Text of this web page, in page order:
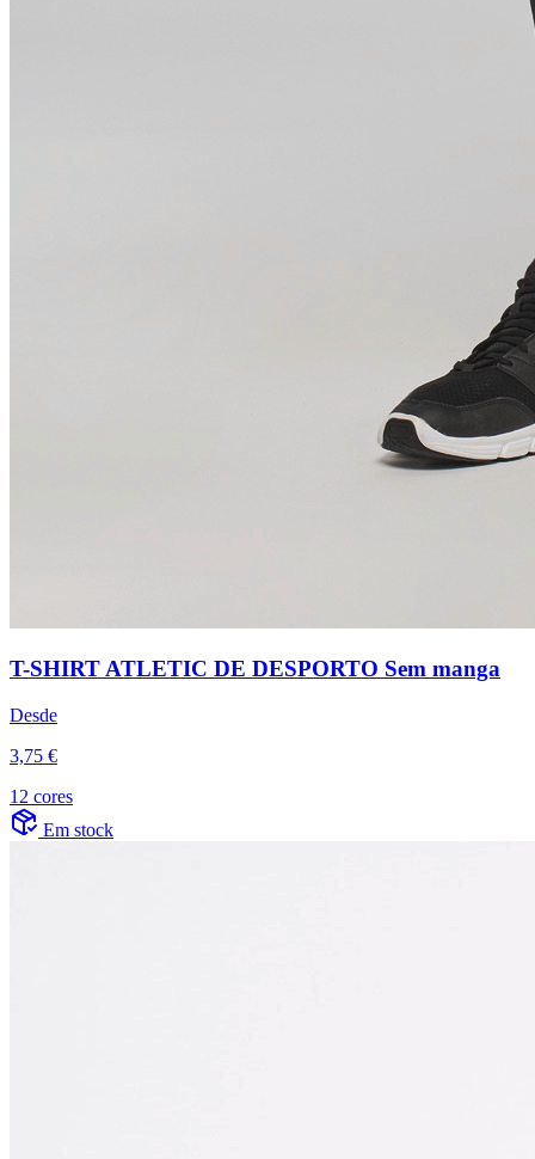
T-SHIRT ATLETIC DE DESPORTO Sem manga
Desde
3,75 €
12 cores
Em stock